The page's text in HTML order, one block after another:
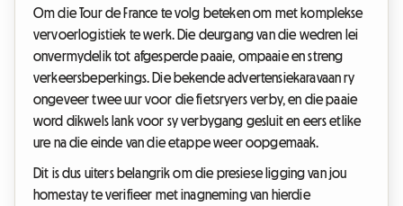
Om die Tour de France te volg beteken om met komplekse
vervoerlogistiek te werk. Die deurgang van die wedren lei
onvermydelik tot afgesperde paaie, ompaaie en streng
verkeersbeperkings. Die bekende advertensiekaravaan ry
ongeveer twee uur voor die fietsryers verby, en die paaie
word dikwels lank voor sy verbygang gesluit en eers etlike
ure na die einde van die etappe weer oopgemaak.
Dit is dus uiters belangrik om die presiese ligging van jou
homestay te verifieer met inagneming van hierdie